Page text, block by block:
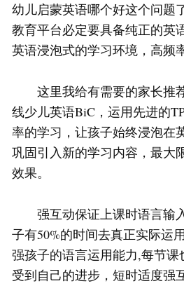
幼儿启蒙英语哪个好这个问题
教育平台必定要具备纯正的英
英语浸泡式的学习环境，高频
这里我给有需要的家长推
线少儿英语BiC，运用先进的
率的学习，让孩子始终浸泡在
巩固引入新的学习内容，最大
效果。
强互动保证上课时语言输
子有50%的时间去真正实际运
强孩子的语言运用能力,每节
受到自己的进步，短时适度强